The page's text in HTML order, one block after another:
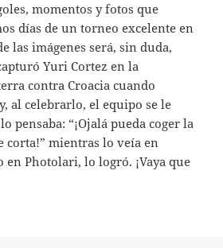
momentos y fotos que
días de un torneo excelente en
las imágenes será, sin duda,
Yuri Cortez en la
contra Croacia cuando
al celebrarlo, el equipo se le
pensaba: “¡Ojalá pueda coger la
corta!” mientras lo veía en
en Photolari, lo logró. ¡Vaya que